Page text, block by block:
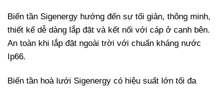
Biến tần Sigenergy hướng đến sự tối giản, thông minh,
thiết kế dễ dàng lắp đặt và kết nối với cáp ở cạnh bên.
An toàn khi lắp đặt ngoài trời với chuẩn kháng nước
Ip66.
Biến tần hoà lưới Sigenergy có hiệu suất lớn tối đa